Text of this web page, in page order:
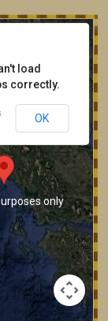
only
load
correctly.
OK